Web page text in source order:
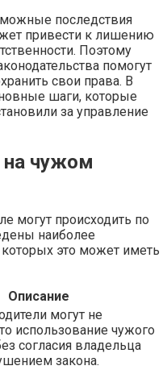
последствия
привести к лишению
Поэтому
помогут
свои права. В
шаги, которые
за управление
на чужом
могут происходить по
наиболее
это может иметь
Описание
могут не
использование чужого
согласия владельца
закона.